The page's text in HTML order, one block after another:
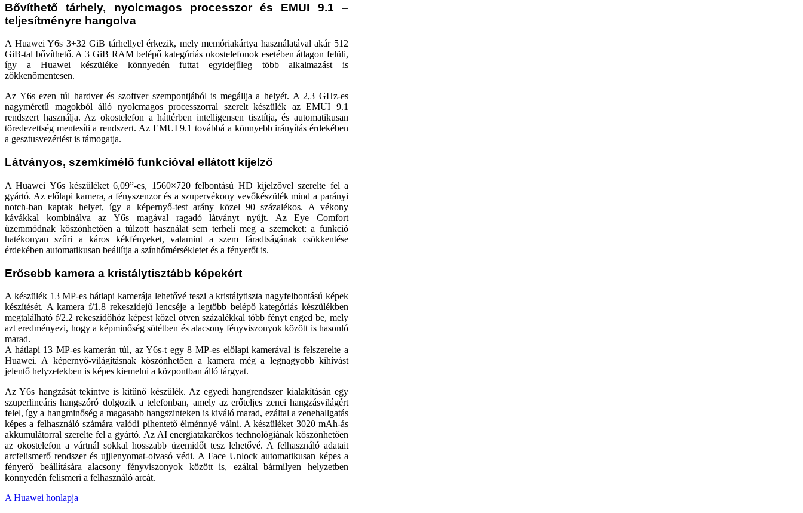
Bővíthető tárhely, nyolcmagos processzor és EMUI 9.1 –
teljesítményre hangolva
A Huawei Y6s 3+32 GiB tárhellyel érkezik, mely memóriakártya használatával akár 512
GiB-tal bővíthető. A 3 GiB RAM belépő kategóriás okostelefonok esetében átlagon felüli,
így a Huawei készüléke könnyedén futtat egyidejűleg több alkalmazást is
zökkenőmentesen.
Az Y6s ezen túl hardver és szoftver szempontjából is megállja a helyét. A 2,3 GHz-es
nagyméretű magokból álló nyolcmagos processzorral szerelt készülék az EMUI 9.1
rendszert használja. Az okostelefon a háttérben intelligensen tisztítja, és automatikusan
töredezettség mentesíti a rendszert. Az EMUI 9.1 továbbá a könnyebb irányítás érdekében
a gesztusvezérlést is támogatja.
Látványos, szemkímélő funkcióval ellátott kijelző
A Huawei Y6s készüléket 6,09”-es, 1560×720 felbontású HD kijelzővel szerelte fel a
gyártó. Az előlapi kamera, a fényszenzor és a szupervékony vevőkészülék mind a parányi
notch-ban kaptak helyet, így a képernyő-test arány közel 90 százalékos. A vékony
kávákkal kombinálva az Y6s magával ragadó látványt nyújt. Az Eye Comfort
üzemmódnak köszönhetően a túlzott használat sem terheli meg a szemeket: a funkció
hatékonyan szűri a káros kékfényeket, valamint a szem fáradtságának csökkentése
érdekében automatikusan beállítja a színhőmérsékletet és a fényerőt is.
Erősebb kamera a kristálytisztább képekért
A készülék 13 MP-es hátlapi kamerája lehetővé teszi a kristálytiszta nagyfelbontású képek
készítését. A kamera f/1.8 rekeszidejű lencséje a legtöbb belépő kategóriás készülékben
megtalálható f/2.2 rekeszidőhöz képest közel ötven százalékkal több fényt enged be, mely
azt eredményezi, hogy a képminőség sötétben és alacsony fényviszonyok között is hasonló
marad.
A hátlapi 13 MP-es kamerán túl, az Y6s-t egy 8 MP-es előlapi kamerával is felszerelte a
Huawei. A képernyő-világításnak köszönhetően a kamera még a legnagyobb kihívást
jelentő helyzetekben is képes kiemelni a központban álló tárgyat.
Az Y6s hangzását tekintve is kitűnő készülék. Az egyedi hangrendszer kialakításán egy
szuperlineáris hangszóró dolgozik a telefonban, amely az erőteljes zenei hangzásvilágért
felel, így a hangminőség a magasabb hangszinteken is kiváló marad, ezáltal a zenehallgatás
képes a felhasználó számára valódi pihentető élménnyé válni. A készüléket 3020 mAh-ás
akkumulátorral szerelte fel a gyártó. Az AI energiatakarékos technológiának köszönhetően
az okostelefon a vártnál sokkal hosszabb üzemidőt tesz lehetővé. A felhasználó adatait
arcfelismerő rendszer és ujjlenyomat-olvasó védi. A Face Unlock automatikusan képes a
fényerő beállítására alacsony fényviszonyok között is, ezáltal bármilyen helyzetben
könnyedén felismeri a felhasználó arcát.
A Huawei honlapja